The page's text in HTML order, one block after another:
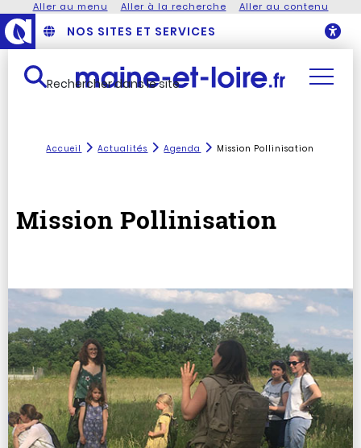
Aller au menu Aller à la recherche Aller au contenu
NOS SITES ET SERVICES
Rechercher dans le site
Accueil Actualités Agenda Mission Pollinisation
Mission Pollinisation